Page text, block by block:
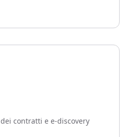
contratti e e-discovery